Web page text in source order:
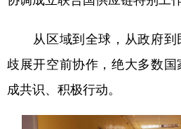
从区域到全球，从政府到
歧展开空前协作，绝大多数
成共识、积极行动。